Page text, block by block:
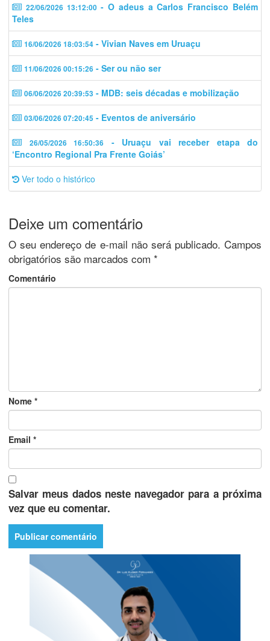
22/06/2026 13:12:00- O adeus a Carlos Francisco Belém
Teles
16/06/2026 18:03:54 - Vivian Naves em Uruaçu
11/06/2026 00:15:26 - Ser ou não ser
06/06/2026 20:39:53 - MDB: seis décadas e mobilização
03/06/2026 07:20:45 - Eventos de aniversário
26/05/2026 16:50:36
- Uruaçu vai receber etapa do
‘Encontro Regional Pra Frente Goiás’
Ver todo o histórico
Deixe um comentário
O seu endereço de e-mail não será publicado. Campos
obrigatórios são marcados com *
Comentário
Nome *
Email *
Salvar meus dados neste navegador para a próxima
vez que eu comentar.